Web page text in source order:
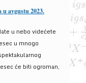
u avgustu 2023.
u nebo videćete
u mnogo
će biti ogroman,